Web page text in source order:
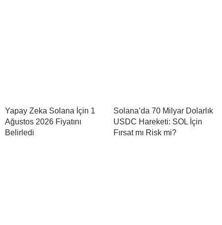
Yapay Zeka Solana İçin 1
Ağustos 2026 Fiyatını
Belirledi
Solana’da 70 Milyar Dolarlık
USDC Hareketi: SOL İçin
Fırsat mı Risk mi?